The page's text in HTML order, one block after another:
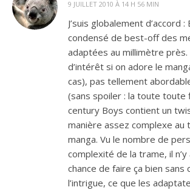
9 JUILLET 2010 À 14 H 56 MIN
J’suis globalement d’accord
condensé de best-off des
adaptées au millimètre
d’intérêt si on adore le
cas), pas tellement
(sans spoiler : la toute
century Boys contient un
manière assez complexe au
manga. Vu le nombre de
complexité de la trame, il n’y
chance de faire ça bien sans
l’intrigue, ce que les